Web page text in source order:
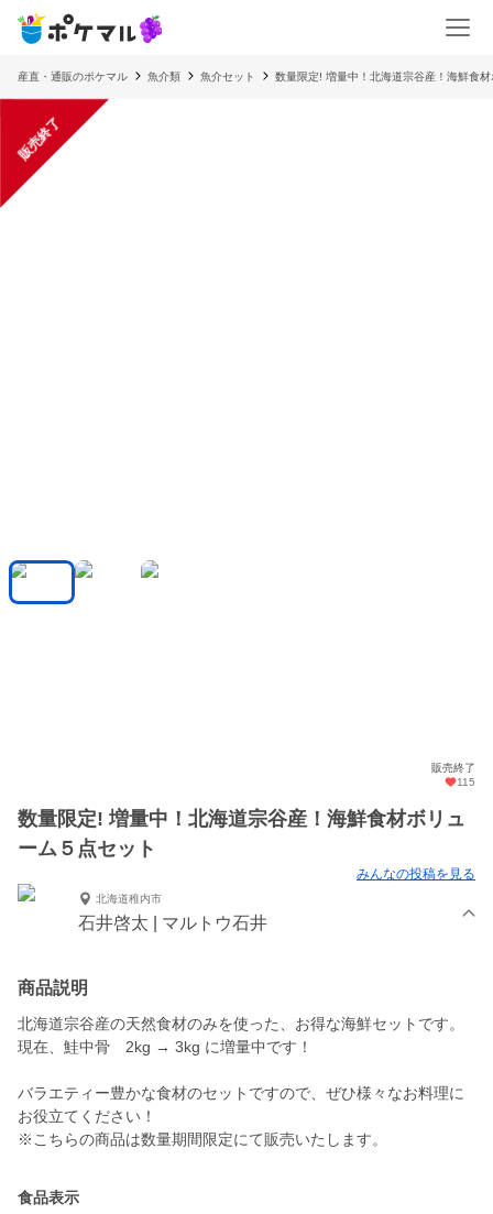
産直・通販のポケマル 魚介類 魚介セット 数量限定! 増量中！北海道宗谷産！海鮮食
販売終了
販売終了
115
数量限定! 増量中！北海道宗谷産！海鮮食材ボリュ
ーム５点セット
みんなの投稿を見る
北海道稚内市
石井啓太 | マルトウ石井
商品説明
北海道宗谷産の天然食材のみを使った、お得な海鮮セットです。
現在、鮭中骨 2kg → 3kg に増量中です！
バラエティー豊かな食材のセットですので、ぜひ様々なお料理に
お役立てください！
※こちらの商品は数量期間限定にて販売いたします。
食品表示